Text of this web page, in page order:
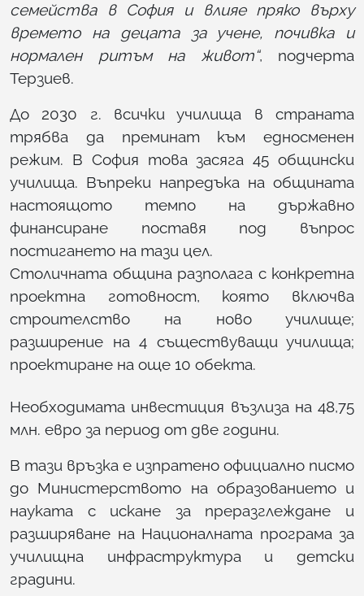
семейства в София и влияе пряко върху
времето на децата за учене, почивка и
нормален ритъм на живот“, подчерта
Терзиев.
До 2030 г. всички училища в страната
трябва да преминат към едносменен
режим. В София това засяга 45 общински
училища. Въпреки напредъка на общината
настоящото темпо на държавно
финансиране поставя под въпрос
постигането на тази цел.
Столичната община разполага с конкретна
проектна готовност, която включва
строителство на ново училище;
разширение на 4 съществуващи училища;
проектиране на още 10 обекта.
Необходимата инвестиция възлиза на 48,75
млн. евро за период от две години.
В тази връзка е изпратено официално писмо
до Министерството на образованието и
науката с искане за преразглеждане и
разширяване на Националната програма за
училищна инфраструктура и детски
градини.